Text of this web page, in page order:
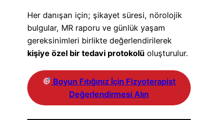
Her danışan için; şikayet süresi, nörolojik
bulgular, MR raporu ve günlük yaşam
gereksinimleri birlikte değerlendirilerek
kişiye özel bir tedavi protokolü oluşturulur.
Boyun Fıtığınız İçin Fizyoterapist
Değerlendirmesi Alın